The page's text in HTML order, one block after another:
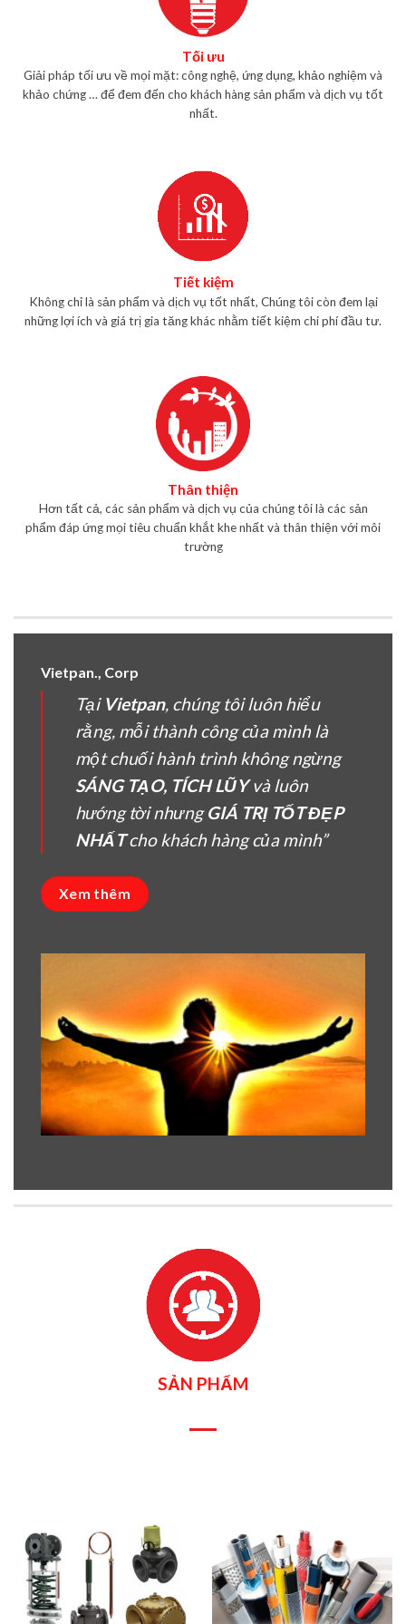
Tối ưu
Giải pháp tối ưu về mọi mặt: công nghệ, ứng dụng, khảo nghiệm và
khảo chứng … để đem đến cho khách hàng sản phẩm và dịch vụ tốt
nhất.
Tiết kiệm
Không chỉ là sản phẩm và dịch vụ tốt nhất, Chúng tôi còn đem lại
những lợi ích và giá trị gia tăng khác nhằm tiết kiệm chi phí đầu tư.
Thân thiện
Hơn tất cả, các sản phẩm và dịch vụ của chúng tôi là các sản
phẩm đáp ứng mọi tiêu chuẩn khắt khe nhất và thân thiện với môi
trường
Vietpan., Corp
Tại Vietpan, chúng tôi luôn hiểu
rằng, mỗi thành công của mình là
một chuối hành trình không ngừng
SÁNG TẠO, TÍCH LŨYvà luôn
hướng tời nhưngGIÁ TRỊ TỐT ĐẸP
NHẤTcho khách hàng của mình”
Xem thêm
SẢN PHẨM